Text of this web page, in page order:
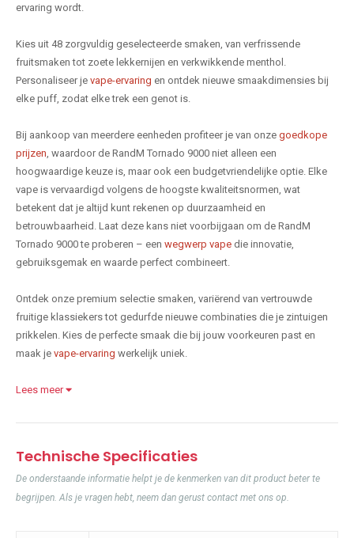
ervaring wordt.
Kies uit 48 zorgvuldig geselecteerde smaken, van verfrissende
fruitsmaken tot zoete lekkernijen en verkwikkende menthol.
Personaliseer je vape-ervaring en ontdek nieuwe smaakdimensies bij
elke puff, zodat elke trek een genot is.
Bij aankoop van meerdere eenheden profiteer je van onze goedkope
prijzen , waardoor de RandM Tornado 9000 niet alleen een
hoogwaardige keuze is, maar ook een budgetvriendelijke optie. Elke
vape is vervaardigd volgens de hoogste kwaliteitsnormen, wat
betekent dat je altijd kunt rekenen op duurzaamheid en
betrouwbaarheid. Laat deze kans niet voorbijgaan om de RandM
Tornado 9000 te proberen – een wegwerp vape die innovatie,
gebruiksgemak en waarde perfect combineert.
Ontdek onze premium selectie smaken, variërend van vertrouwde
fruitige klassiekers tot gedurfde nieuwe combinaties die je zintuigen
prikkelen. Kies de perfecte smaak die bij jouw voorkeuren past en
maak je vape-ervaring werkelijk uniek.
Lees meer
Technische Specificaties
De onderstaande informatie helpt je de kenmerken van dit product beter te
begrijpen. Als je vragen hebt, neem dan gerust contact met ons op.